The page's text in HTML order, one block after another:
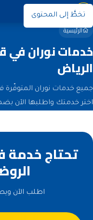
تخطَّ إلى المحتوى
نوران
الرئيسية
خدمات نوران في
الرياض
جميع خدمات نوران
اختر خدمتك واطلبها الآن
تحتاج
اطلب الآن